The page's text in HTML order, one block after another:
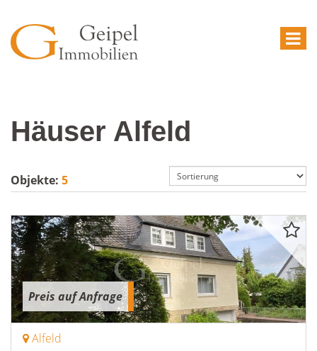
Häuser Alfeld
Objekte: 5
Preis auf Anfrage
Alfeld